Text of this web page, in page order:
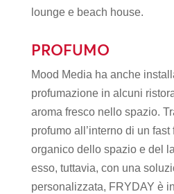
lounge e beach house.
PROFUMO
Mood Media ha anche
profumazione in alcuni
aroma fresco nello spazio.
profumo all’interno di un
organico dello spazio e del
esso, tuttavia, con una
personalizzata, FRYDAY è